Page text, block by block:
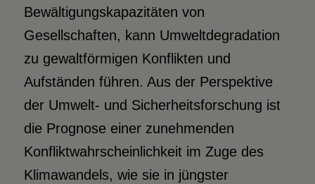
Bewältigungskapazitäten von
Gesellschaften, kann Umweltdegradation
zu gewaltförmigen Konflikten und
Aufständen führen. Aus der Perspektive
der Umwelt- und Sicherheitsforschung ist
die Prognose einer zunehmenden
Konfliktwahrscheinlichkeit im Zuge des
Klimawandels, wie sie in jüngster